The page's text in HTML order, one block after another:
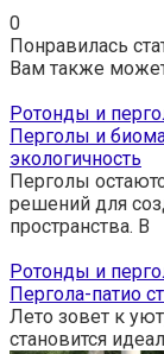
0
Понравилась
Вам также
Ротонды и
Перголы и
экологичность
Перголы
решений для
пространства. В
Ротонды и
Пергола-патио
Лето зовет к
становится